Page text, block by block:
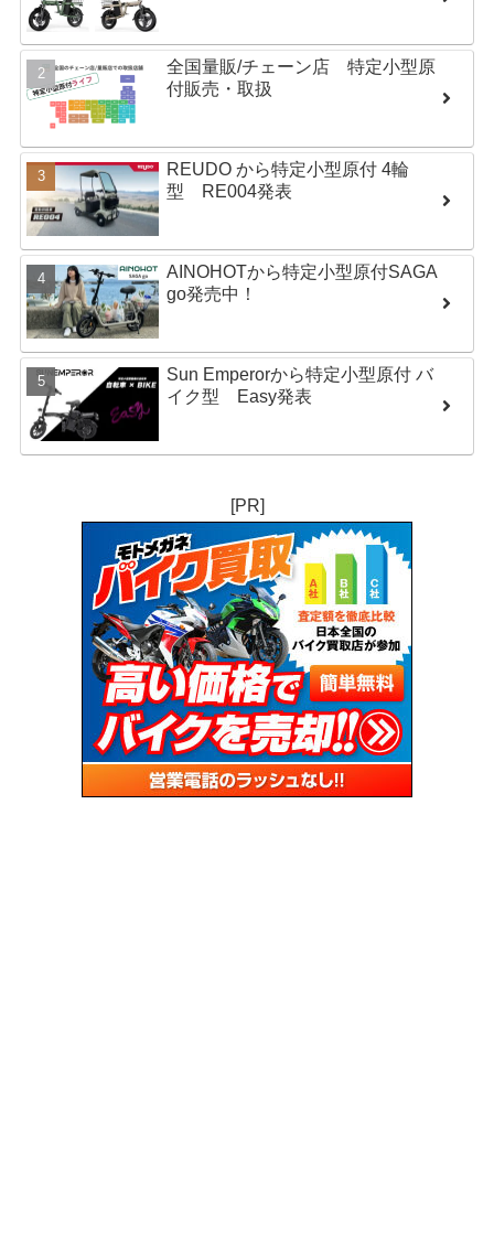
全国量販/チェーン店 特定小型原
付販売・取扱
REUDO から特定小型原付 4輪
型 RE004発表
AINOHOTから特定小型原付SAGA
go発売中！
Sun Emperorから特定小型原付 バ
イク型 Easy発表
[PR]